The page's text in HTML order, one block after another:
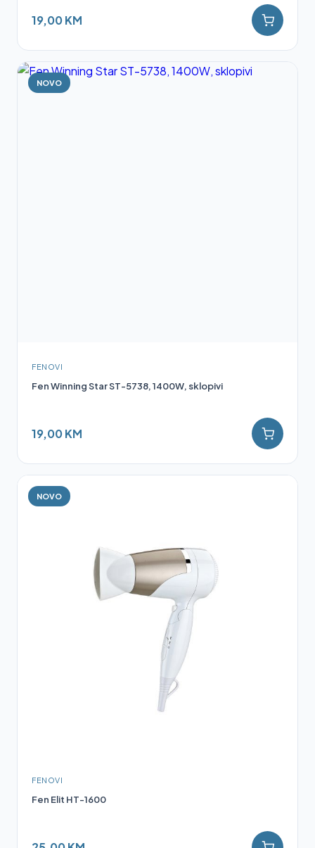
19,00 KM
NOVO
FENOVI
Fen Winning Star ST-5738, 1400W, sklopivi
19,00 KM
NOVO
FENOVI
Fen Elit HT-1600